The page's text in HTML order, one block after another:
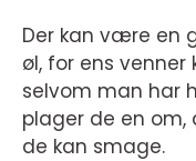
Der kan være en
øl, for ens
selvom man har
plager de en om,
de kan smage.